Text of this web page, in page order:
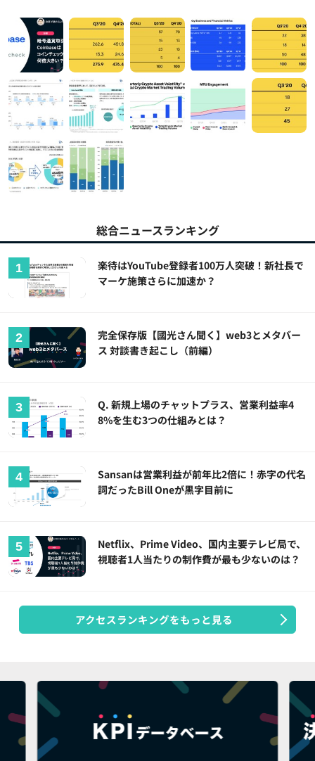
総合ニュースランキング
楽待はYouTube登録者100万人突破！新社長で
マーケ施策さらに加速か？
完全保存版【國光さん聞く】web3とメタバー
ス 対談書き起こし（前編）
Q. 新規上場のチャットプラス、営業利益率4
8%を生む3つの仕組みとは？
Sansanは営業利益が前年比2倍に！赤字の代名
詞だったBill Oneが黒字目前に
Netflix、Prime Video、国内主要テレビ局で、
視聴者1人当たりの制作費が最も少ないのは？
アクセスランキングをもっと見る